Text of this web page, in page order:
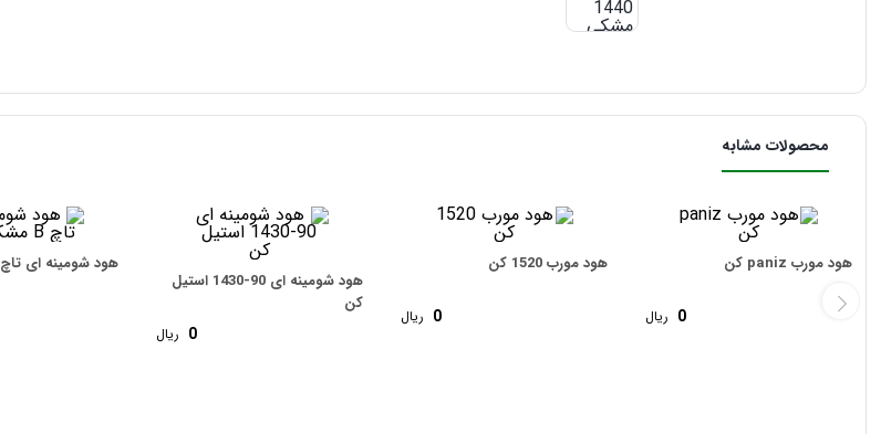
محصولات مشابه
هود مورب paniz کن
0 ریال
هود مورب 1520 کن
0 ریال
هود شومینه ای 90-1430 استیل
کن
0 ریال
هود شومینه ای تاچ B مشکی کن